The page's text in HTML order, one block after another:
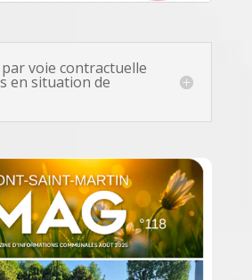
voie contractuelle
en situation de